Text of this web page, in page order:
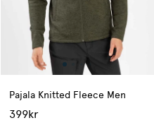
Pajala Knitted Fleece Men
399kr